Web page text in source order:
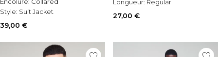
Style: Suit Jacket
39,00 €
Longueur: Regular
27,00 €